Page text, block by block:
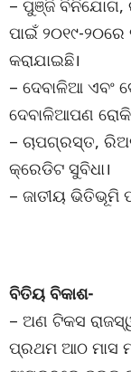
– ପୁଞ୍ଜି ବିନିଯୋଗ,
ପାଇଁ ୨୦୧୯-
କରାଯାଇଛି।
– ଦେବାଳିଆ ଏବଂ
ଦେବାଳିଆପଣ
– ଚାପଗ୍ରସ୍ତ,
କ୍ରେଡିଟ ସୁବିଧା।
– ଜାତୀୟ ଭିତିଭୂମି
ବିତିୟ ବିକାଶ-
– ଅଣ ଟିକସ
ପ୍ରଥମ ଆଠ ମାସ